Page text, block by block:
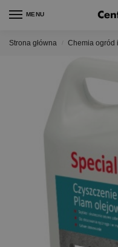
MENU
Strona główna Chemia ogród